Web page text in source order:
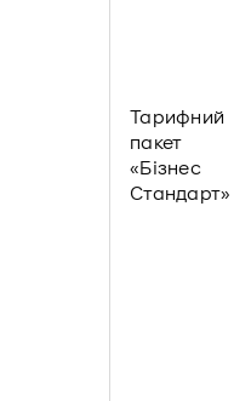
Тарифний
пакет
«Бізнес
Стандарт»